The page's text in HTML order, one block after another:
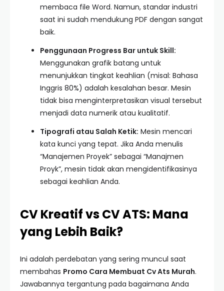
membaca file Word. Namun, standar industri
saat ini sudah mendukung PDF dengan sangat
baik.
Penggunaan Progress Bar untuk Skill:
Menggunakan grafik batang untuk
menunjukkan tingkat keahlian (misal: Bahasa
Inggris 80%) adalah kesalahan besar. Mesin
tidak bisa menginterpretasikan visual tersebut
menjadi data numerik atau kualitatif.
Tipografi atau Salah Ketik: Mesin mencari
kata kunci yang tepat. Jika Anda menulis
“Manajemen Proyek” sebagai “Manajmen
Proyk”, mesin tidak akan mengidentifikasinya
sebagai keahlian Anda.
CV Kreatif vs CV ATS: Mana
yang Lebih Baik?
Ini adalah perdebatan yang sering muncul saat
membahas Promo Cara Membuat Cv Ats Murah.
Jawabannya tergantung pada bagaimana Anda